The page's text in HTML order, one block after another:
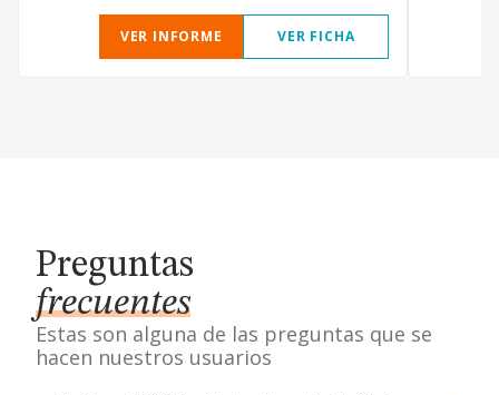
VER INFORME VER FICHA
Preguntas
frecuentes
Estas son alguna de las preguntas que se
hacen nuestros usuarios